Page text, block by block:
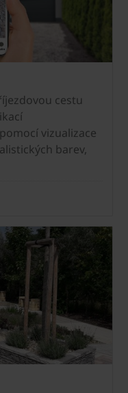
cestu
vizualizace
barev,